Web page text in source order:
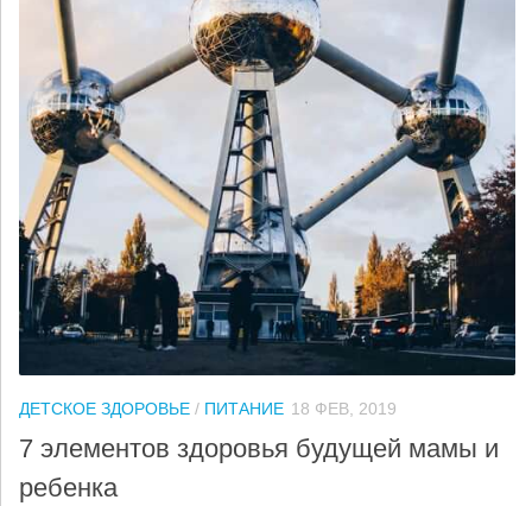
ДЕТСКОЕ ЗДОРОВЬЕ / ПИТАНИЕ 18 ФЕВ, 2019
7 элементов здоровья будущей мамы и
ребенка